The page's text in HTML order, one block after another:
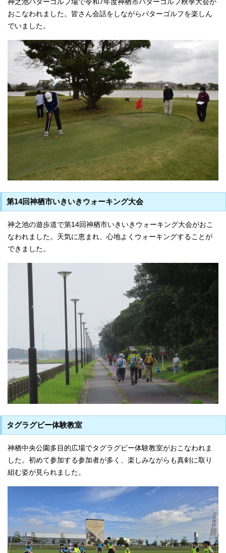
神之池パターゴルフ場で令和7年度神栖市パターゴルフ秋季大会が
おこなわれました。皆さん会話をしながらパターゴルフを楽しん
でいました。
第14回神栖市いきいきウォーキング大会
神之池の遊歩道で第14回神栖市いきいきウォーキング大会がおこ
なわれました。天気に恵まれ、心地よくウォーキングすることが
できました。
タグラグビー体験教室
神栖中央公園多目的広場でタグラグビー体験教室がおこなわれま
した。初めて参加する参加者が多く、楽しみながらも真剣に取り
組む姿が見られました。